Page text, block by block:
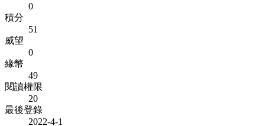
0
積分
51
威望
0
緣幣
49
閱讀權限
20
最後登錄
2022-4-1